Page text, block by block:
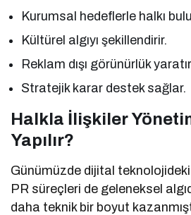
Kurumsal hedeflerle halkı
Kültürel algıyı şekillendirir.
Reklam dışı görünürlük
Stratejik karar destek sağlar.
Halkla İlişkiler
Yapılır?
Günümüzde dijital
PR süreçleri de geleneksel
daha teknik bir boyut